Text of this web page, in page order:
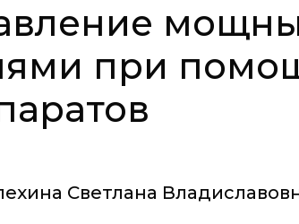
при
Светлана